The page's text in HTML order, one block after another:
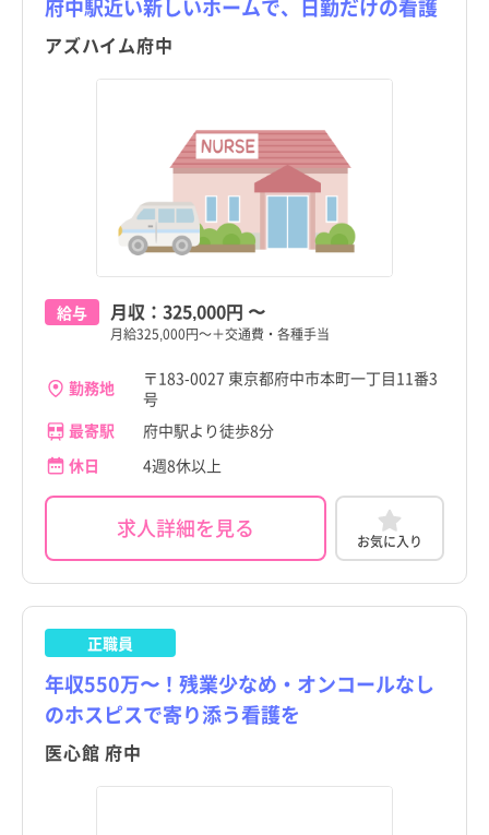
府中駅近い新しいホームで、日勤だけの看護
アズハイム府中
給与 月収： 325,000円 〜
月給325,000円～＋交通費・各種手当
勤務地
〒183-0027 東京都府中市本町一丁目11番3
号
最寄駅
府中駅より徒歩8分
休日
4週8休以上
求人詳細を見る お気に入り
正職員
年収550万〜！残業少なめ・オンコールなし
のホスピスで寄り添う看護を
医心館 府中